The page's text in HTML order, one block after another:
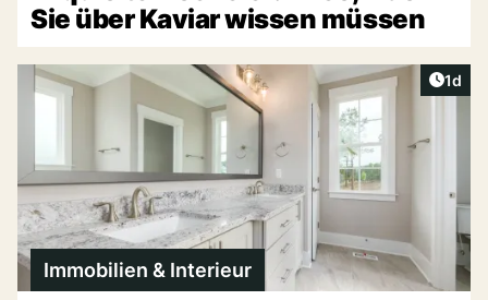
Sie über Kaviar wissen müssen
1d
Immobilien & Interieur